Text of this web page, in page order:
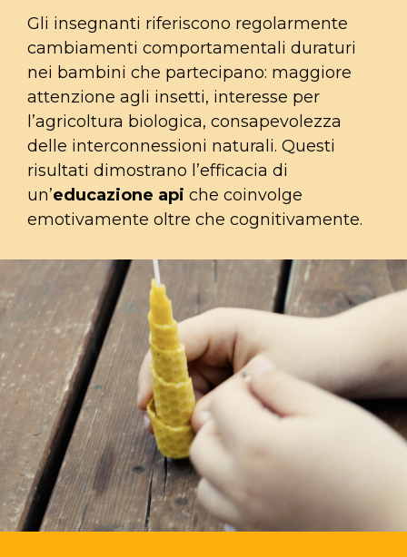
Gli insegnanti riferiscono regolarmente
cambiamenti comportamentali duraturi
nei bambini che partecipano: maggiore
attenzione agli insetti, interesse per
l’agricoltura biologica, consapevolezza
delle interconnessioni naturali. Questi
risultati dimostrano l’efficacia di
un’educazione api che coinvolge
emotivamente oltre che cognitivamente.